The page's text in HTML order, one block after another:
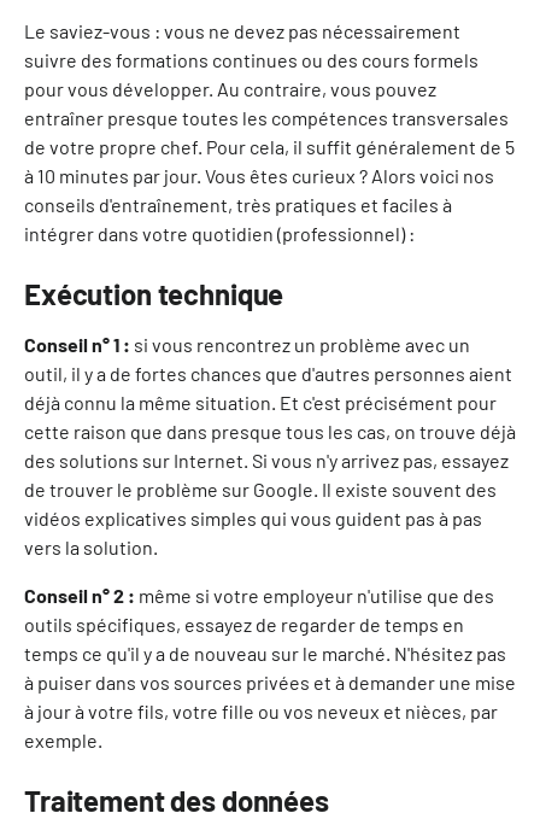
Le saviez-vous : vous ne devez pas nécessairement
suivre des formations continues ou des cours formels
pour vous développer. Au contraire, vous pouvez
entraîner presque toutes les compétences transversales
de votre propre chef. Pour cela, il suffit généralement de 5
à 10 minutes par jour. Vous êtes curieux ? Alors voici nos
conseils d'entraînement, très pratiques et faciles à
intégrer dans votre quotidien (professionnel) :
Exécution technique
Conseil n° 1 : si vous rencontrez un problème avec un
outil, il y a de fortes chances que d'autres personnes aient
déjà connu la même situation. Et c'est précisément pour
cette raison que dans presque tous les cas, on trouve déjà
des solutions sur Internet. Si vous n'y arrivez pas, essayez
de trouver le problème sur Google. Il existe souvent des
vidéos explicatives simples qui vous guident pas à pas
vers la solution.
Conseil n° 2 : même si votre employeur n'utilise que des
outils spécifiques, essayez de regarder de temps en
temps ce qu'il y a de nouveau sur le marché. N'hésitez pas
à puiser dans vos sources privées et à demander une mise
à jour à votre fils, votre fille ou vos neveux et nièces, par
exemple.
Traitement des données